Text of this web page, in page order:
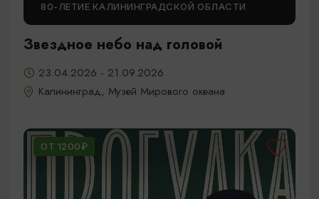
80-ЛЕТИЕ КАЛИНИНГРАДСКОЙ ОБЛАСТИ
Звездное небо над головой
23.04.2026 - 21.09.2026
Калининград, Музей Мирового океана
ОТ 1200₽